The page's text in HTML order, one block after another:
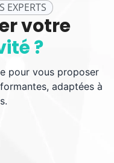
EXPERTS
votre
?
pour vous proposer
adaptées à